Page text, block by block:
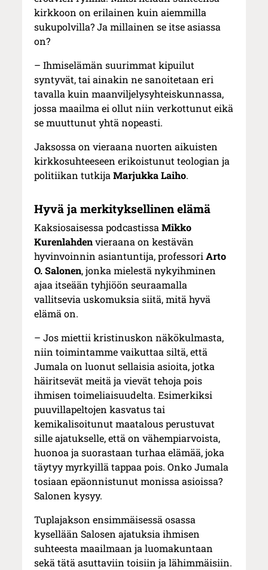
kirkkoon on erilainen kuin aiemmilla
sukupolvilla? Ja millainen se itse asiassa
on?
– Ihmiselämän suurimmat kipuilut
syntyvät, tai ainakin ne sanoitetaan eri
tavalla kuin maanviljelysyhteiskunnassa,
jossa maailma ei ollut niin verkottunut eikä
se muuttunut yhtä nopeasti.
Jaksossa on vieraana nuorten aikuisten
kirkkosuhteeseen erikoistunut teologian ja
politiikan tutkijaMarjukka Laiho.
Hyvä ja merkityksellinen elämä
Kaksiosaisessa podcastissaMikko
Kurenlahdenvieraana on kestävän
hyvinvoinnin asiantuntija, professoriArto
O. Salonen, jonka mielestä nykyihminen
ajaa itseään tyhjiöön seuraamalla
vallitsevia uskomuksia siitä, mitä hyvä
elämä on.
– Jos miettii kristinuskon näkökulmasta,
niin toimintamme vaikuttaa siltä, että
Jumala on luonut sellaisia asioita, jotka
häiritsevät meitä ja vievät tehoja pois
ihmisen toimeliaisuudelta. Esimerkiksi
puuvillapeltojen kasvatus tai
kemikalisoitunut maatalous perustuvat
sille ajatukselle, että on vähempiarvoista,
huonoa ja suorastaan turhaa elämää, joka
täytyy myrkyillä tappaa pois. Onko Jumala
tosiaan epäonnistunut monissa asioissa?
Salonen kysyy.
Tuplajakson ensimmäisessä osassa
kysellään Salosen ajatuksia ihmisen
suhteesta maailmaan ja luomakuntaan
sekä tätä asuttaviin toisiin ja lähimmäisiin.